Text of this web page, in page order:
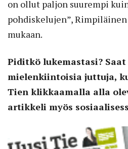
on ollut paljon suurempi
pohdiskelujen”,
mukaan.
Piditkö lukemastasi?
mielenkiintoisia juttuja,
Tien klikkaamalla alla
artikkeli myös